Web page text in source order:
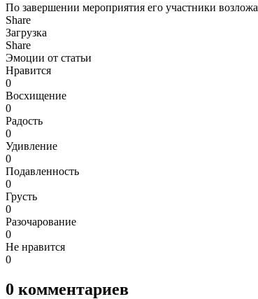
По завершении мероприятия его участники
Share
Загрузка
Share
Эмоции от статьи
Нравится
0
Восхищение
0
Радость
0
Удивление
0
Подавленность
0
Грусть
0
Разочарование
0
Не нравится
0
0 комментариев